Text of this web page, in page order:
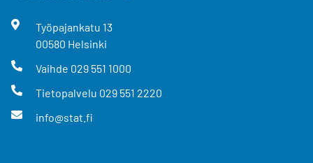
Työpajankatu 13
00580 Helsinki
Vaihde 029 551 1000
Tietopalvelu 029 551 2220
info@stat.fi